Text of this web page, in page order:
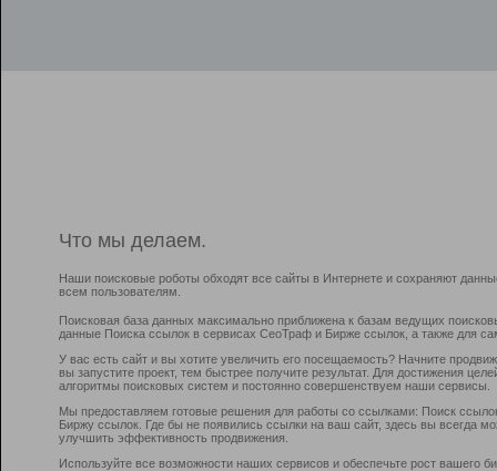
Что мы делаем.
Наши поисковые роботы обходят все сайты в Интернете и сохраняют
всем пользователям.
Поисковая база данных максимально приближена к базам ведущих
данные Поиска ссылок в сервисах СеоТраф и Бирже ссылок, а также для
У вас есть сайт и вы хотите увеличить его посещаемость? Начните
вы запустите проект, тем быстрее получите результат. Для достижения
алгоритмы поисковых систем и постоянно совершенствуем наши сервисы.
Мы предоставляем готовые решения для работы со ссылками: Поиск
Биржу ссылок. Где бы не появились ссылки на ваш сайт, здесь вы всегда
улучшить эффективность продвижения.
Используйте все возможности наших сервисов и обеспечьте рост вашего